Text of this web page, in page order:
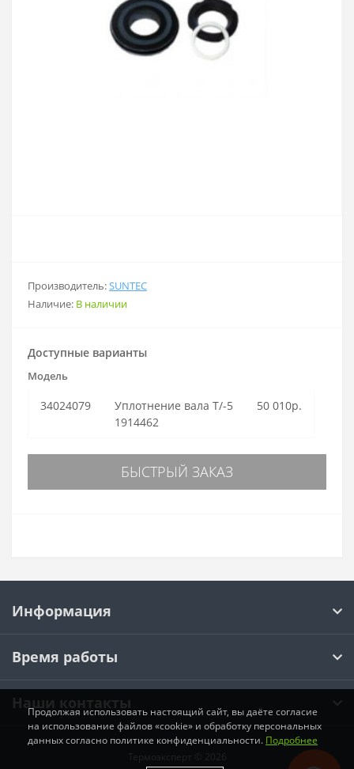
Производитель:SUNTEC
Наличие: В наличии
Доступные варианты
Модель
34024079
Уплотнение вала T/-5
1914462
50 010р.
БЫСТРЫЙ ЗАКАЗ
Информация
Время работы
Наши контакты
Термоэксперт © 2026
Продолжая использовать настоящий сайт, вы даёте согласие
на использование файлов «cookie» и обработку персональных
данных согласно политике конфиденциальности. Подробнее